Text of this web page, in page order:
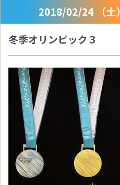
2018/02/24 （土）
冬季オリンピック３